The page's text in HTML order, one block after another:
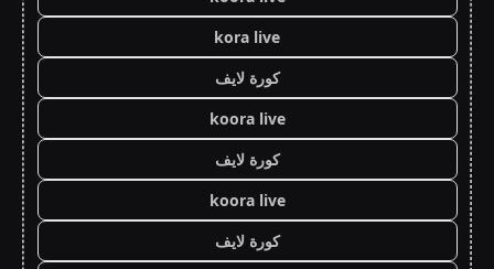
kora live
كورة لايف
koora live
كورة لايف
koora live
كورة لايف